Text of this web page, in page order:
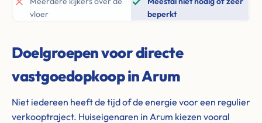
vloer
beperkt
Doelgroepen voor directe
vastgoedopkoop in Arum
Niet iedereen heeft de tijd of de energie voor een regulier
verkooptraject. Huiseigenaren in Arum kiezen vooral